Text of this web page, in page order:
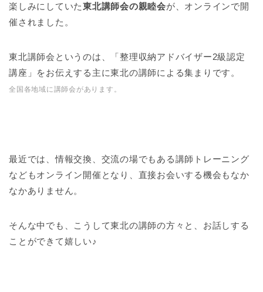
楽しみにしていた東北講師会の親睦会が、オンラインで開
催されました。
東北講師会というのは、「整理収納アドバイザー2級認定
講座」をお伝えする主に東北の講師による集まりです。
全国各地域に講師会があります。
最近では、情報交換、交流の場でもある講師トレーニング
などもオンライン開催となり、直接お会いする機会もなか
なかありません。
そんな中でも、こうして東北の講師の方々と、お話しする
ことができて嬉しい♪